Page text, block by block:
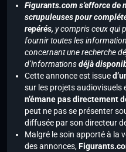
Figurants.com s’efforce de
scrupuleuses pour
repérés, y compris ceux qui
fournir toutes les
concernant une recherche
d’informationsdéjà
Cette annonce est issue
sur les projets audiovisuels
n’émane pas directement
peut ne pas se présenter
diffusée par son directeur
Malgré le soin apporté à la
des annonces,